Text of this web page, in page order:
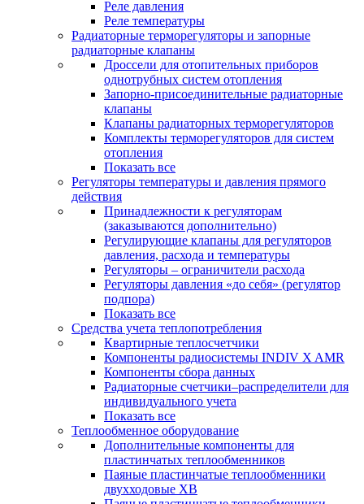
Реле давления
Реле температуры
Радиаторные терморегуляторы и запорные
радиаторные клапаны
Дроссели для отопительных приборов
однотрубных систем отопления
Запорно-присоединительные радиаторные
клапаны
Клапаны радиаторных терморегуляторов
Комплекты терморегуляторов для систем
отопления
Показать все
Регуляторы температуры и давления прямого
действия
Принадлежности к регуляторам
(заказываются дополнительно)
Регулирующие клапаны для регуляторов
давления, расхода и температуры
Регуляторы – ограничители расхода
Регуляторы давления «до себя» (регулятор
подпора)
Показать все
Средства учета теплопотребления
Квартирные теплосчетчики
Компоненты радиосистемы INDIV X AMR
Компоненты сбора данных
Радиаторные счетчики–распределители для
индивидуального учета
Показать все
Теплообменное оборудование
Дополнительные компоненты для
пластинчатых теплообменников
Паяные пластинчатые теплообменники
двухходовые XB